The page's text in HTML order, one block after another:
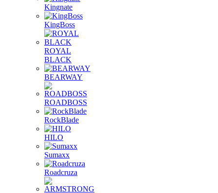
Kingnate
KingBoss
ROYAL
BLACK
BEARWAY
ROADBOSS
RockBlade
HILO
Sumaxx
Roadcruza